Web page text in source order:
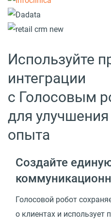
Используйте
интеграции
с Голосовым
для
опыта
Создайте
Голосовой робот
о клиентах и использует